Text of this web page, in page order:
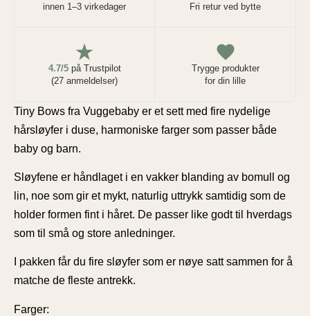
innen 1–3 virkedager
Fri retur ved bytte
4.7/5på Trustpilot
(27 anmeldelser)
Trygge produkter
for din lille
Tiny Bows fra Vuggebaby er et sett med fire nydelige
hårsløyfer i duse, harmoniske farger som passer både
baby og barn.
Sløyfene er håndlaget i en vakker blanding av bomull og
lin, noe som gir et mykt, naturlig uttrykk samtidig som de
holder formen fint i håret. De passer like godt til hverdags
som til små og store anledninger.
I pakken får du fire sløyfer som er nøye satt sammen for å
matche de fleste antrekk.
Farger: